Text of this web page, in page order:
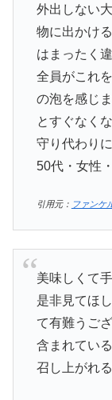
外出しない
物に出かけ
はまったく
全員がこれ
の泡を感じ
とすぐなく
守り代わり
50代・女性
引用元： ファンケ
美味しくて
是非見てほ
て有難うご
含まれてい
召し上がれる